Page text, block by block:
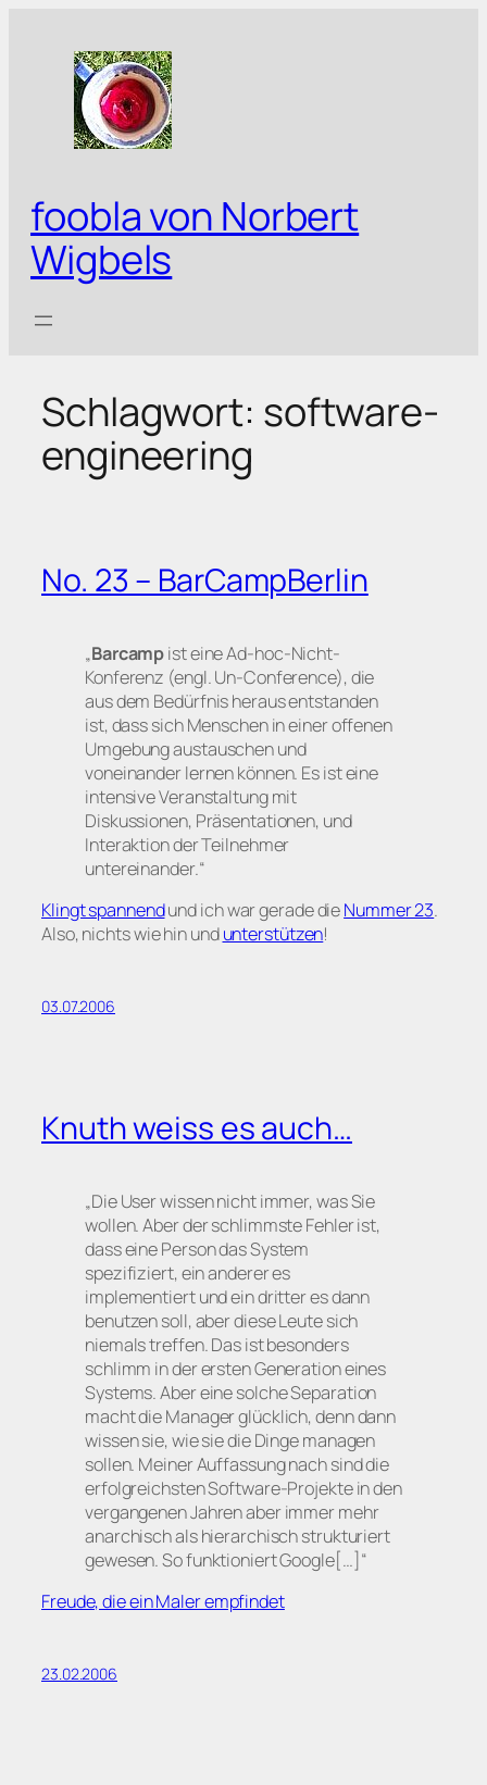
springen
foobla von Norbert
Wigbels
Schlagwort: software-
engineering
No. 23 – BarCampBerlin
„Barcampist eine Ad-hoc-Nicht-
Konferenz (engl. Un-Conference), die
aus dem Bedürfnis heraus entstanden
ist, dass sich Menschen in einer offenen
Umgebung austauschen und
voneinander lernen können. Es ist eine
intensive Veranstaltung mit
Diskussionen, Präsentationen, und
Interaktion der Teilnehmer
untereinander.“
Klingt spannendund ich war gerade dieNummer 23.
Also, nichts wie hin undunterstützen!
03.07.2006
Knuth weiss es auch…
„Die User wissen nicht immer, was Sie
wollen. Aber der schlimmste Fehler ist,
dass eine Person das System
spezifiziert, ein anderer es
implementiert und ein dritter es dann
benutzen soll, aber diese Leute sich
niemals treffen. Das ist besonders
schlimm in der ersten Generation eines
Systems. Aber eine solche Separation
macht die Manager glücklich, denn dann
wissen sie, wie sie die Dinge managen
sollen. Meiner Auffassung nach sind die
erfolgreichsten Software-Projekte in den
vergangenen Jahren aber immer mehr
anarchisch als hierarchisch strukturiert
gewesen. So funktioniert Google[…]“
Freude, die ein Maler empfindet
23.02.2006